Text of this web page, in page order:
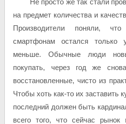
Не просто же так стали
на предмет количества и
Производители поняли,
смартфонам остался только
меньше. Обычные люди
покупать, через год же
восстановленные, чисто из
Чтобы хоть как-то их заставить
последний должен быть
всего того, что сейчас